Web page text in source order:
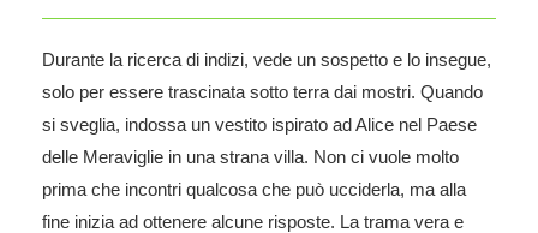
Durante la ricerca di indizi, vede un sospetto e lo insegue,
solo per essere trascinata sotto terra dai mostri. Quando
si sveglia, indossa un vestito ispirato ad Alice nel Paese
delle Meraviglie in una strana villa. Non ci vuole molto
prima che incontri qualcosa che può ucciderla, ma alla
fine inizia ad ottenere alcune risposte. La trama vera e